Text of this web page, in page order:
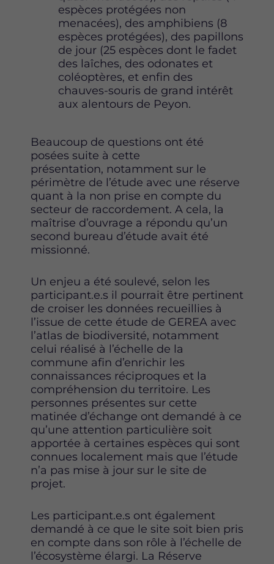
espèces protégées non
menacées), des amphibiens (8
espèces protégées), des papillons
de jour (25 espèces dont le fadet
des laîches, des odonates et
coléoptères, et enfin des
chauves-souris de grand intérêt
aux alentours de Peyon.
Beaucoup de questions ont été
posées suite à cette
présentation, notamment sur le
périmètre de l’étude avec une réserve
quant à la non prise en compte du
secteur de raccordement. A cela, la
maîtrise d’ouvrage a répondu qu’un
second bureau d’étude avait été
missionné.
Un enjeu a été soulevé, selon les
participant.e.s il pourrait être pertinent
de croiser les données recueillies à
l’issue de cette étude de GEREA avec
l’atlas de biodiversité, notamment
celui réalisé à l’échelle de la
commune afin d’enrichir les
connaissances réciproques et la
compréhension du territoire. Les
personnes présentes sur cette
matinée d’échange ont demandé à ce
qu’une attention particulière soit
apportée à certaines espèces qui sont
connues localement mais que l’étude
n’a pas mise à jour sur le site de
projet.
Les participant.e.s ont également
demandé à ce que le site soit bien pris
en compte dans son rôle à l’échelle de
l’écosystème élargi. La Réserve